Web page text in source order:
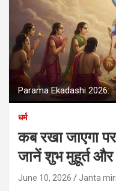
Parama Ekadashi 2026:
धर्म
कब रखा जाएगा
जानें शुभ मुहूर्त और
June 10, 2026 Janta